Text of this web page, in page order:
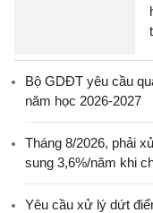
Bộ GDĐT yêu cầu
năm học 2026-2027
Tháng 8/2026, phải
sung 3,6%/năm khi
Yêu cầu xử lý dứt